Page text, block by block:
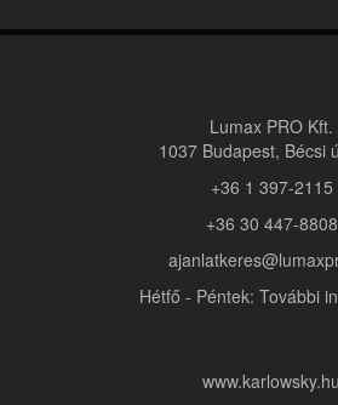
Lumax PRO Kft.
1037 Budapest, Bécsi
+36 1 397-2115
+36 30 447-8808
Hétfő - Péntek: További
www.karlowsky.hu